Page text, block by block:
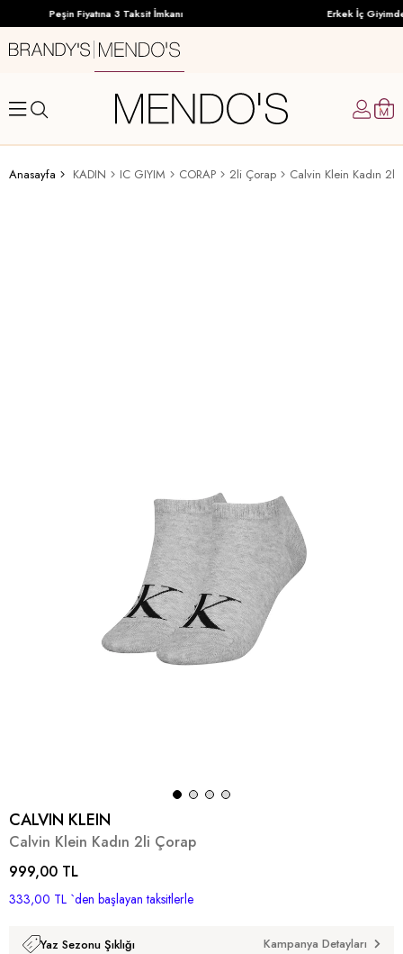
Peşin Fiyatına 3 Taksit İmkanı Erkek İç
Anasayfa KADIN IC GIYIM CORAP 2li Çorap Calvin Klein Kadın 2li
CALVIN KLEIN
Calvin Klein Kadın 2li Çorap
999,00 TL
333,00 TL `den başlayan taksitlerle
Yaz Sezonu Şıklığı Kampanya Detayları